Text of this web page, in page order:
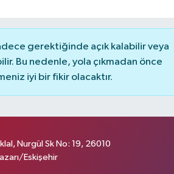
gerektiğinde açık kalabilir veya
Bu nedenle, yola çıkmadan önce
iyi bir fikir olacaktır.
Nurgül Sk No: 19, 26010
Eskişehir